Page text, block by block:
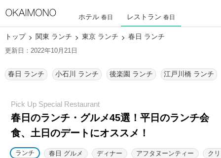
ホテル 春日 レストラン 春日
トップ 関東 ランチ 東京 ランチ 春日 ランチ
更新日：2022年10月21日
春日 ランチ 小石川 ランチ 後楽園 ランチ 江戸川橋 ランチ
春日のランチ・グルメ45選！平日のランチ会
食、土日のデートにオススメ！
ランチ 春日 グルメ ディナー アフタヌーンティー ク